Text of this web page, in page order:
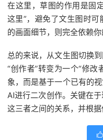
在这里，草图的作用是固
这里”，避免了文生图时
的画面细节，则完全依赖你
总的来说，从文生图切换
“创作者”转变为一个“修改
象，而是基于一个已有的
AI进行二次创作。关键在
这三者之间的关系，并根据
